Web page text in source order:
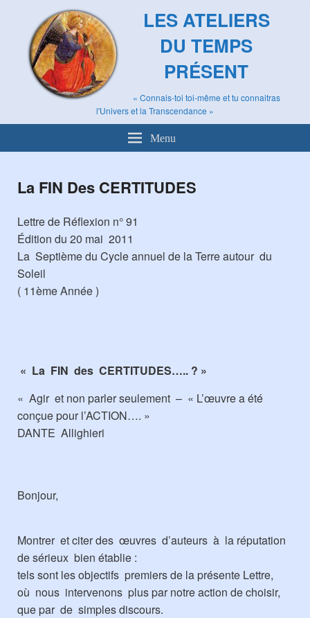
LES ATELIERS
DU TEMPS
PRÉSENT
« Connais-toi toi-même et tu connaitras
l'Univers et la Transcendance »
Menu
La FIN Des CERTITUDES
Lettre de Réflexion n° 91
Édition du 20 mai 2011
La Septième du Cycle annuel de la Terre autour du
Soleil
( 11ème Année )
« La FIN des CERTITUDES….. ? »
« Agir et non parler seulement – « L’œuvre a été
conçue pour l’ACTION…. »
DANTE Allighieri
Bonjour,
Montrer et citer des œuvres d’auteurs à la réputation
de sérieux bien établie :
tels sont les objectifs premiers de la présente Lettre,
où nous intervenons plus par notre action de choisir,
que par de simples discours.